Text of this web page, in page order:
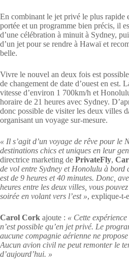
En combinant le jet privé le plus rapide
portée et un programme bien précis, il
d’une célébration à minuit à Sydney,
d’un jet pour se rendre à Hawaï et
belle.
Vivre le nouvel an deux fois est
de changement de date d’ouest en est.
vitesse d’environ 1 700km/h et
horaire de 21 heures avec Sydney.
donc possible de visiter les deux villes
organisant un voyage sur-mesure.
« Il s’agit d’un voyage de rêve pour le
destinations chics et uniques en leur
directrice marketing de PrivateFly,
de vol entre Sydney et Honolulu à bord
est de 9 heures et 40 minutes. Donc,
heures entre les deux villes, vous
soirée en volant vers l’est », explique-t-
Carol Cork ajoute : « Cette
n’est possible qu’en jet privé. Le
aucune compagnie aérienne ne
Aucun avion civil ne peut remonter le
d’aujourd’hui. »